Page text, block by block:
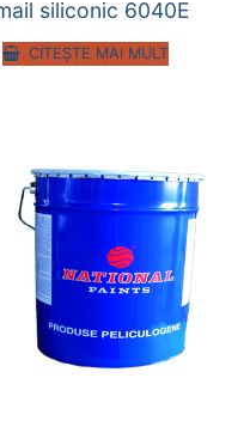
siliconic 6040E
CITEȘTE MAI MULT